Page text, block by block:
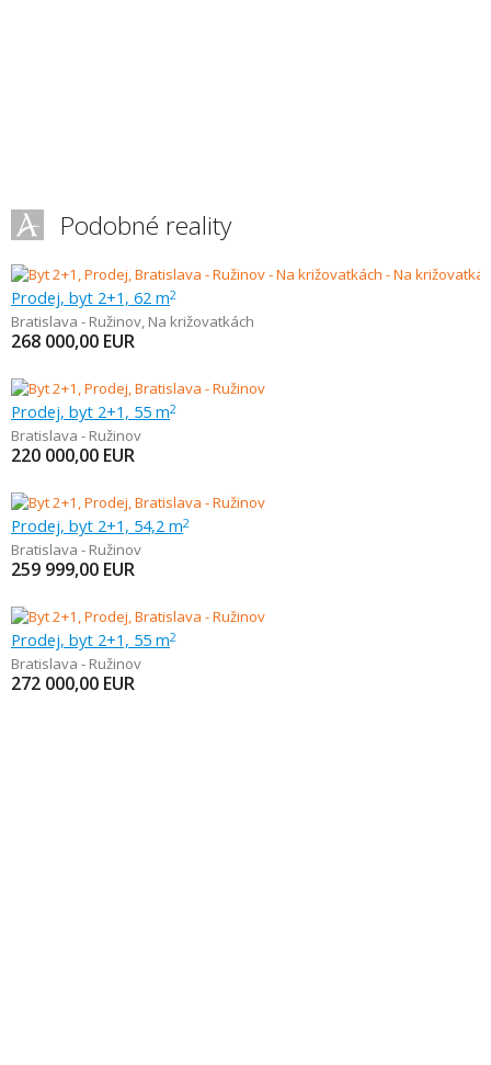
Podobné reality
Prodej, byt 2+1, 62 m2
Bratislava - Ružinov, Na križovatkách
268 000,00 EUR
Prodej, byt 2+1, 55 m2
Bratislava - Ružinov
220 000,00 EUR
Prodej, byt 2+1, 54,2 m2
Bratislava - Ružinov
259 999,00 EUR
Prodej, byt 2+1, 55 m2
Bratislava - Ružinov
272 000,00 EUR